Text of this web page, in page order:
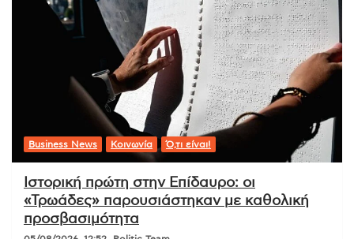
Business News Κοινωνία Ό,τι είναι!
Ιστορική πρώτη στην Επίδαυρο: οι
«Τρωάδες» παρουσιάστηκαν με καθολική
προσβασιμότητα